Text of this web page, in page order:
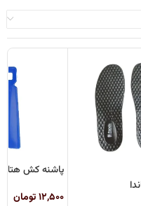
پاشنه کش هتلی
۱۲,۵۰۰تومان